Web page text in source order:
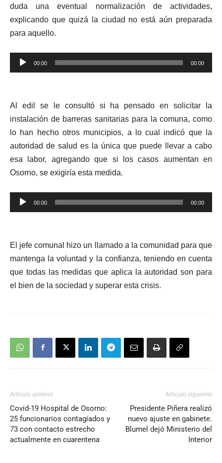
duda una eventual normalización de actividades,
explicando que quizá la ciudad no está aún preparada
para aquello.
Reproductor
de
00:00 00:00
Al edil se le consultó si ha pensado en solicitar la
instalación de barreras sanitarias para la comuna, como
lo han hecho otros municipios, a lo cual indicó que la
autoridad de salud es la única que puede llevar a cabo
esa labor, agregando que si los casos aumentan en
Osorno, se exigiría esta medida.
Reproductor
de
00:00 00:00
El jefe comunal hizo un llamado a la comunidad para que
mantenga la voluntad y la confianza, teniendo en cuenta
que todas las medidas que aplica la autoridad son para
el bien de la sociedad y superar esta crisis.
Artículo anterior
Covid-19 Hospital de Osorno:
25 funcionarios contagiados y
73 con contacto estrecho
actualmente en cuarentena
Artículo siguiente
Presidente Piñera realizó
nuevo ajuste en gabinete.
Blumel dejó Ministerio del
Interior